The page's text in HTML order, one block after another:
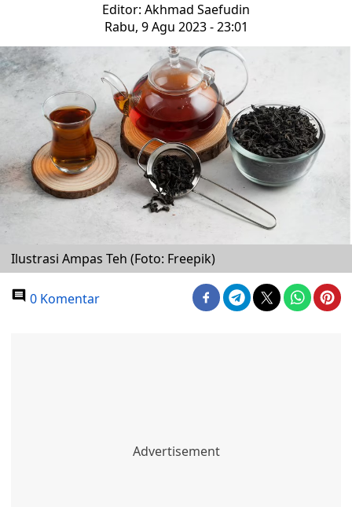
Editor: Akhmad Saefudin
Rabu, 9 Agu 2023 - 23:01
Ilustrasi Ampas Teh (Foto: Freepik)
0 Komentar